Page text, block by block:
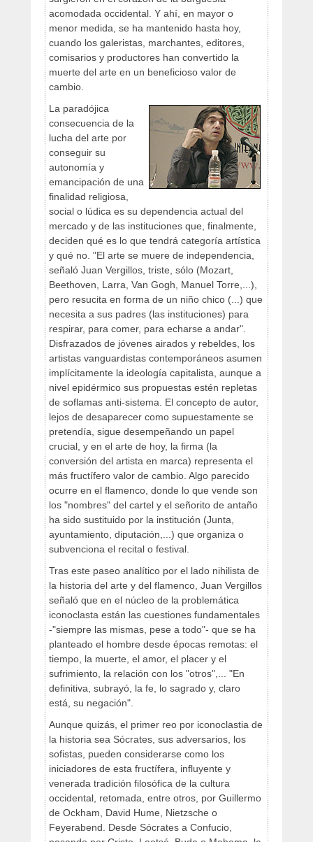
acomodada occidental. Y ahí, en mayor o
menor medida, se ha mantenido hasta hoy,
cuando los galeristas, marchantes, editores,
comisarios y productores han convertido la
muerte del arte en un beneficioso valor de
cambio.
La paradójica
consecuencia de la
lucha del arte por
conseguir su
autonomía y
emancipación de una
finalidad religiosa,
social o lúdica es su dependencia actual del
mercado y de las instituciones que, finalmente,
deciden qué es lo que tendrá categoría artística
y qué no. "El arte se muere de independencia,
señaló Juan Vergillos, triste, sólo (Mozart,
Beethoven, Larra, Van Gogh, Manuel Torre,...),
pero resucita en forma de un niño chico (...) que
necesita a sus padres (las instituciones) para
respirar, para comer, para echarse a andar".
Disfrazados de jóvenes airados y rebeldes, los
artistas vanguardistas contemporáneos asumen
implícitamente la ideología capitalista, aunque a
nivel epidérmico sus propuestas estén repletas
de soflamas anti-sistema. El concepto de autor,
lejos de desaparecer como supuestamente se
pretendía, sigue desempeñando un papel
crucial, y en el arte de hoy, la firma (la
conversión del artista en marca) representa el
más fructífero valor de cambio. Algo parecido
ocurre en el flamenco, donde lo que vende son
los "nombres" del cartel y el señorito de antaño
ha sido sustituido por la institución (Junta,
ayuntamiento, diputación,...) que organiza o
subvenciona el recital o festival.
Tras este paseo analítico por el lado nihilista de
la historia del arte y del flamenco, Juan Vergillos
señaló que en el núcleo de la problemática
iconoclasta están las cuestiones fundamentales
-"siempre las mismas, pese a todo"- que se ha
planteado el hombre desde épocas remotas: el
tiempo, la muerte, el amor, el placer y el
sufrimiento, la relación con los "otros",... "En
definitiva, subrayó, la fe, lo sagrado y, claro
está, su negación".
Aunque quizás, el primer reo por iconoclastia de
la historia sea Sócrates, sus adversarios, los
sofistas, pueden considerarse como los
iniciadores de esta fructífera, influyente y
venerada tradición filosófica de la cultura
occidental, retomada, entre otros, por Guillermo
de Ockham, David Hume, Nietzsche o
Feyerabend. Desde Sócrates a Confucio,